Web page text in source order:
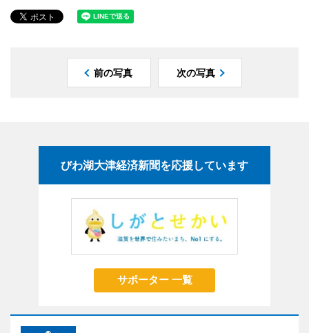
前の写真 次の写真
びわ湖大津経済新聞を応援しています
サポーター 一覧